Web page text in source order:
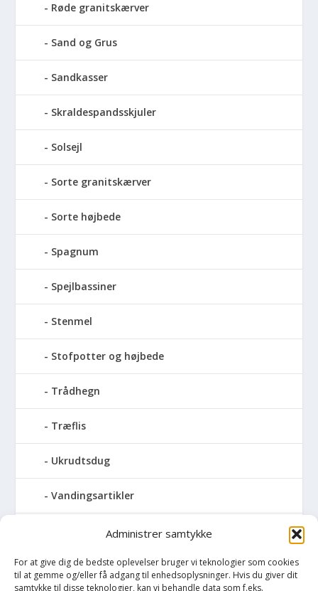
Administrer samtykke
For at give dig de bedste oplevelser bruger vi teknologier som cookies
til at gemme og/eller få adgang til enhedsoplysninger. Hvis du giver dit
samtykke til disse teknologier, kan vi behandle data som f.eks.
Røde granitskærver
Sand og Grus
Sandkasser
Skraldespandsskjuler
Solsejl
Sorte granitskærver
Sorte højbede
Spagnum
Spejlbassiner
Stenmel
Stofpotter og højbede
Trådhegn
Træflis
Ukrudtsdug
Vandingsartikler
Vandslanger
Vildthegn